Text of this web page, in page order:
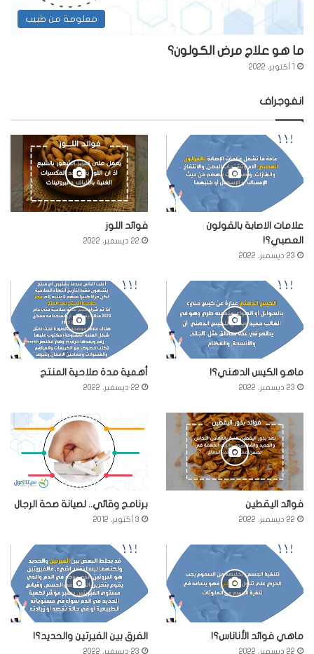
معلومة من طبيب
ما هو علاج مرض الكولون؟
انفوجراف
علامات الاصابة بالقولون
العصبي؟!
23 ديسمبر، 2022
فوائد اللوز
22 ديسمبر، 2022
ماهو الكيس الدهني؟!
23 ديسمبر، 2022
أهمية مدة صلاحية المنتج
22 ديسمبر، 2022
فوائد اليقطين
22 ديسمبر، 2022
برنامج وقائي.. لصيانة صحة الرجال
3 أكتوبر، 2012
ماهي فوائد الأناناس؟!
22 ديسمبر، 2022
الفرق بين الفيرتين والحديد؟!
23 ديسمبر، 2022